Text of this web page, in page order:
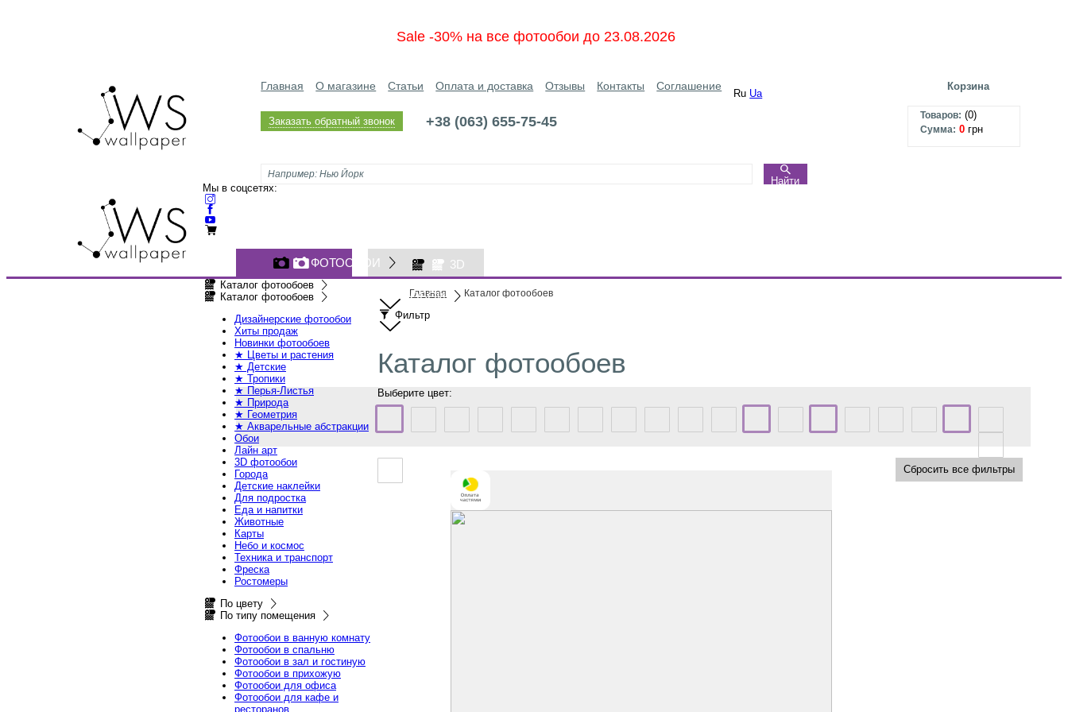
Sale -30% на все фотообои до 23.08.2026
Главная О магазине Статьи Оплата и доставка Отзывы Контакты Соглашение
Ru Ua
Заказать обратный звонок +38 (063) 655-75-45
Найти
Корзина
Товаров: (0)
Сумма: 0 грн
Мы в соцсетях:
ФОТООБОИ 3D
ОБОИ
Каталог фотообоев
Каталог фотообоев
Дизайнерские фотообои
Хиты продаж
Новинки фотообоев
★ Цветы и растения
★ Детские
★ Тропики
★ Перья-Листья
★ Природа
★ Геометрия
★ Акварельные абстракции
Обои
Лайн арт
3D фотообои
Города
Детские наклейки
Для подростка
Еда и напитки
Животные
Карты
Небо и космос
Техника и транспорт
Фреска
Ростомеры
По цвету
По типу помещения
Фотообои в ванную комнату
Фотообои в спальню
Фотообои в зал и гостиную
Фотообои в прихожую
Фотообои для офиса
Фотообои для кафе и
ресторанов
Главная Каталог фотообоев
Фильтр
Каталог фотообоев
Выберите цвет:
Сбросить все фильтры